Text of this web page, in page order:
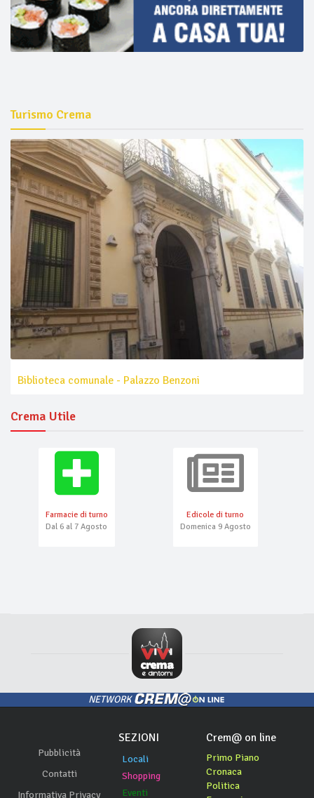
Turismo Crema
Biblioteca comunale - Palazzo Benzoni
Crema Utile
Farmacie di turno
Dal 6 al 7 Agosto
Edicole di turno
Domenica 9 Agosto
NETWORK
Pubblicità
Contatti
Informativa Privacy
SEZIONI
Locali
Shopping
Eventi
Crem@ on line
Primo Piano
Cronaca
Politica